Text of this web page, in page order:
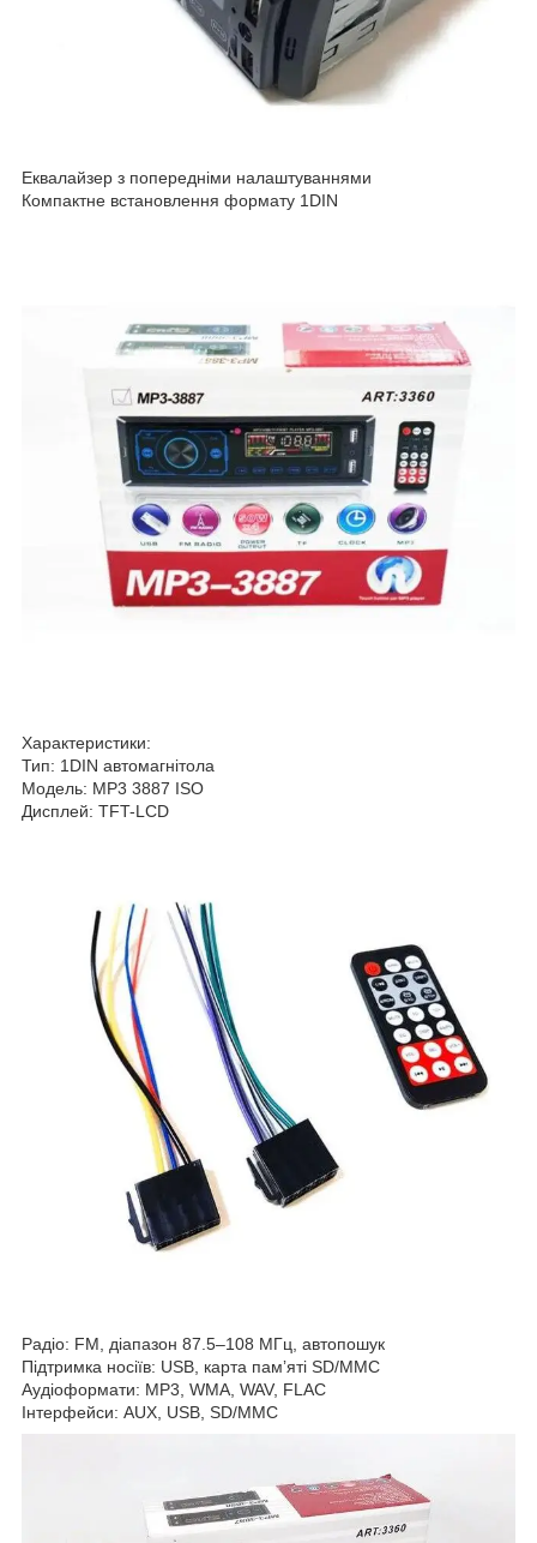
Еквалайзер з попередніми налаштуваннями
Компактне встановлення формату 1DIN
Характеристики:
Тип: 1DIN автомагнітола
Модель: MP3 3887 ISO
Дисплей: TFT-LCD
Радіо: FM, діапазон 87.5–108 МГц, автопошук
Підтримка носіїв: USB, карта памʼяті SD/MMC
Аудіоформати: MP3, WMA, WAV, FLAC
Інтерфейси: AUX, USB, SD/MMC